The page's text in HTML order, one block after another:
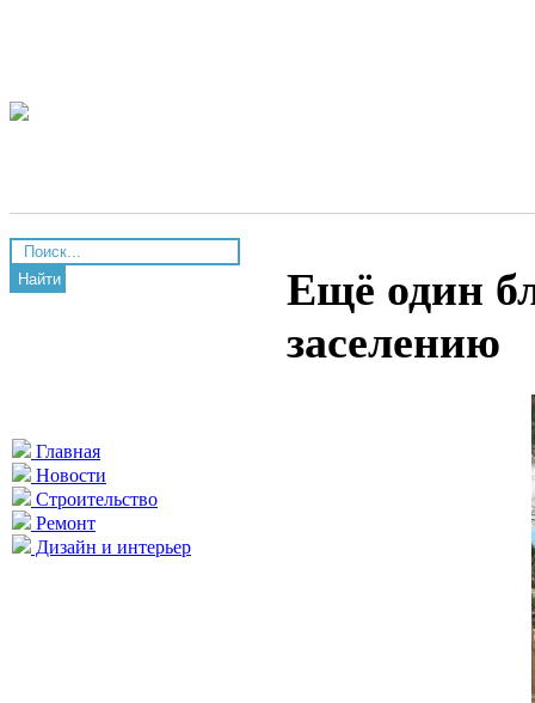
Найти
Главная
Новости
Строительство
Ремонт
Дизайн и интерьер
Ещё один
заселению